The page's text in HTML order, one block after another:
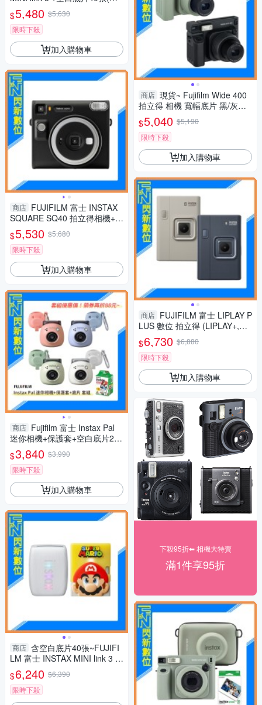
司貨) 印相機 手機印相機 拍立
得
$5,480 $5,630
限時下殺
加入購物車
商店 FUJIFILM 富士 INSTAX
SQUARE SQ40 拍立得相機+2
0張底片(公司貨)方型底片
$5,530 $5,680
限時下殺
加入購物車
商店 Fujifilm 富士 Instax Pal
迷你相機+保護套+空白底片20
張(公司貨)藍/粉/白/綠
$3,840 $3,990
限時下殺
加入購物車
商店 含空白底片40張~FUJIFI
LM 富士 INSTAX MINI link 3 M
ARIO 瑪利歐 特別版(LINK3，
公司貨)拍立得 手機印相機
$6,240 $6,390
限時下殺
商店 現貨~ Fujifilm Wide 400
拍立得 相機 寬幅底片 黑/灰綠
(Wide400,公司貨)
$5,040 $5,190
限時下殺
加入購物車
商店 FUJIFILM 富士 LIPLAY P
LUS 數位 拍立得 (LIPLAY+,公
司貨)
$6,730 $6,880
限時下殺
加入購物車
下殺95折⬅︎ 相機大特賣
滿1件享95折